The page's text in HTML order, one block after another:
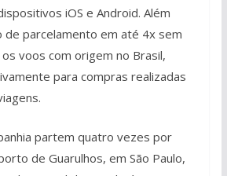
iOS e Android. Além
de parcelamento em até 4x sem
voos com origem no Brasil,
para compras realizadas
partem quatro vezes por
de Guarulhos, em São Paulo,